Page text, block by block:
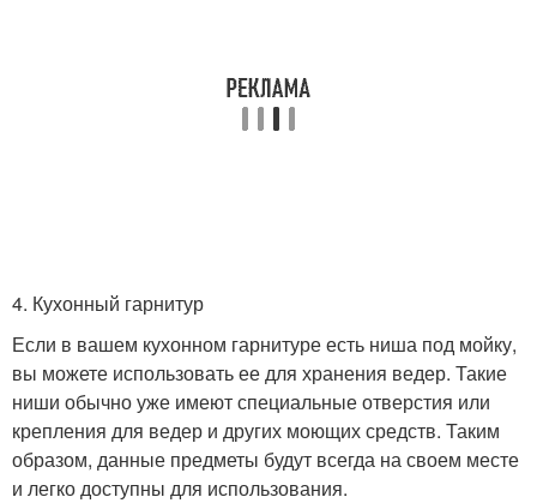
4. Кухонный гарнитур
Если в вашем кухонном гарнитуре есть ниша под мойку,
вы можете использовать ее для хранения ведер. Такие
ниши обычно уже имеют специальные отверстия или
крепления для ведер и других моющих средств. Таким
образом, данные предметы будут всегда на своем месте
и легко доступны для использования.